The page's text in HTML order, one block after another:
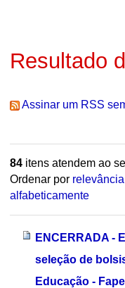
Resultado
Assinar um RSS
84itens atendem ao
Ordenar por relevância
alfabeticamente
ENCERRADA -
seleção de
Educação -